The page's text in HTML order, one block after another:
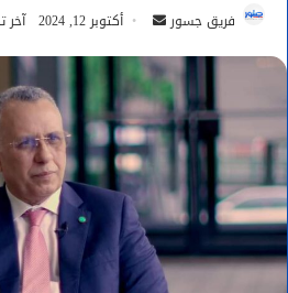
فريق جسور
أرسل
إلكترونيا
أكتوبر 12, 2024 آخر